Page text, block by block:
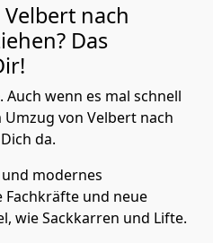
nach
Das
. Auch wenn es mal schnell
von Velbert nach
da.
modernes
Fachkräfte und neue
wie Sackkarren und Lifte.